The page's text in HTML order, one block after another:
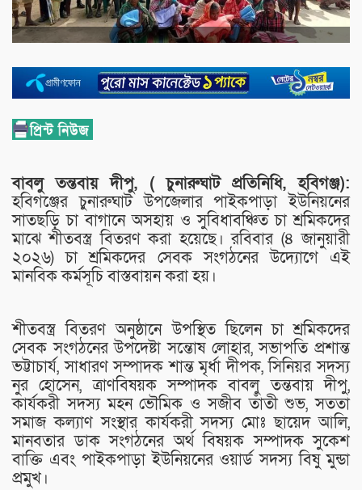
বাবলু তন্তবায় দীপু, ( চুনারুঘাট প্রতিনিধি, হবিগঞ্জ):
হবিগঞ্জের চুনারুঘাট উপজেলার পাইকপাড়া ইউনিয়নের
সাতছড়ি চা বাগানে অসহায় ও সুবিধাবঞ্চিত চা শ্রমিকদের
মাঝে শীতবস্ত্র বিতরণ করা হয়েছে। রবিবার (৪ জানুয়ারী
২০২৬) চা শ্রমিকদের সেবক সংগঠনের উদ্যোগে এই
মানবিক কর্মসূচি বাস্তবায়ন করা হয়।
শীতবস্ত্র বিতরণ অনুষ্ঠানে উপস্থিত ছিলেন চা শ্রমিকদের
সেবক সংগঠনের উপদেষ্টা সন্তোষ লোহার, সভাপতি প্রশান্ত
ভট্টাচার্য, সাধারণ সম্পাদক শান্ত মৃর্ধা দীপক, সিনিয়র সদস্য
নুর হোসেন, ত্রাণবিষয়ক সম্পাদক বাবলু তন্তবায় দীপু,
কার্যকরী সদস্য মহন ভৌমিক ও সজীব তাঁতী শুভ, সততা
সমাজ কল্যাণ সংস্থার কার্যকরী সদস্য মোঃ ছায়েদ আলি,
মানবতার ডাক সংগঠনের অর্থ বিষয়ক সম্পাদক সুকেশ
বাক্তি এবং পাইকপাড়া ইউনিয়নের ওয়ার্ড সদস্য বিষু মুন্ডা
প্রমুখ।